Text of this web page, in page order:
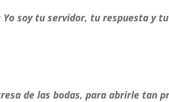
Yo soy tu servidor, tu respuesta y
de las bodas, para abrirle tan